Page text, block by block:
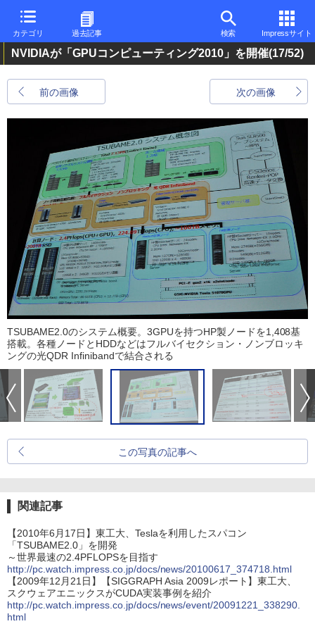
カテゴリ 過去記事 検索 Impressサイト
NVIDIAが「GPUコンピューティング2010」を開催(17/52)
前の画像 次の画像
TSUBAME2.0のシステム概要。3GPUを持つHP製ノードを1,408基
搭載。各種ノードとHDDなどはフルバイセクション・ノンブロッキ
ングの光QDR Infinibandで結合される
この写真の記事へ
関連記事
【2010年6月17日】東工大、Teslaを利用したスパコン
「TSUBAME2.0」を開発
～世界最速の2.4PFLOPSを目指す
http://pc.watch.impress.co.jp/docs/news/20100617_374718.html
【2009年12月21日】【SIGGRAPH Asia 2009レポート】東工大、
スクウェアエニックスがCUDA実装事例を紹介
http://pc.watch.impress.co.jp/docs/news/event/20091221_338290.
html